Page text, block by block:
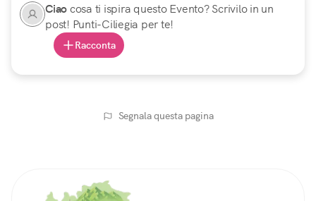
Ciaocosa ti ispira questo Evento? Scrivilo in un
post! Punti-Ciliegia per te!
Racconta
Segnala questa pagina